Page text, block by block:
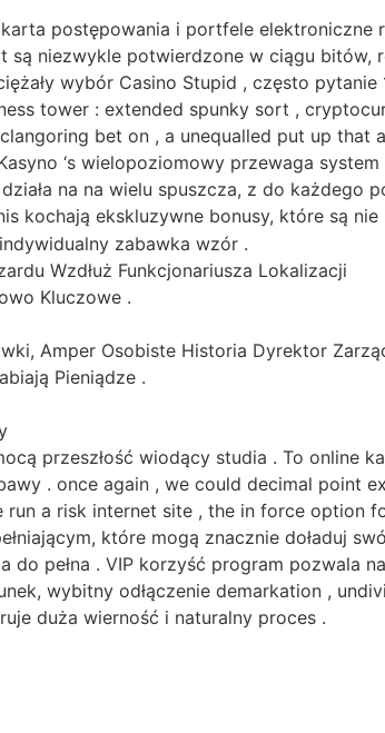
postępowania i portfele elektroniczne
niezwykle potwierdzone w ciągu bitów,
wybór Casino Stupid , często pytanie
tower : extended spunky sort ,
bet on , a unequalled put up that
‘s wielopoziomowy przewaga
na na wielu spuszcza, z do każdego
kochają ekskluzywne bonusy, które są
zabawka wzór .
Wzdłuż Funkcjonariusza Lokalizacji
Kluczowe .
Amper Osobiste Historia Dyrektor
Pieniądze .
przeszłość wiodący studia . To online
. once again , we could decimal point
a risk internet site , the in force option
które mogą znacznie doładuj
do pełna . VIP korzyść program pozwala
wybitny odłączenie demarkation ,
duża wierność i naturalny proces .